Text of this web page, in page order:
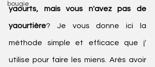
bougie
yaourts, mais vous n'avez pas de
yaourtière? Je vous donne ici la
méthode simple et efficace que j'
utilise pour faire les miens. Arès avoir